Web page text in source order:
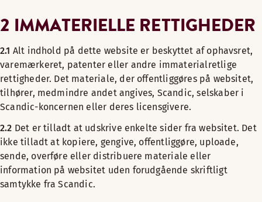
2 IMMATERIELLE RETTIGHEDER
2.1 Alt indhold på dette website er beskyttet af ophavsret,
varemærkeret, patenter eller andre immaterialretlige
rettigheder. Det materiale, der offentliggøres på websitet,
tilhører, medmindre andet angives, Scandic, selskaber i
Scandic-koncernen eller deres licensgivere.
2.2 Det er tilladt at udskrive enkelte sider fra websitet. Det
ikke tilladt at kopiere, gengive, offentliggøre, uploade,
sende, overføre eller distribuere materiale eller
information på websitet uden forudgående skriftligt
samtykke fra Scandic.